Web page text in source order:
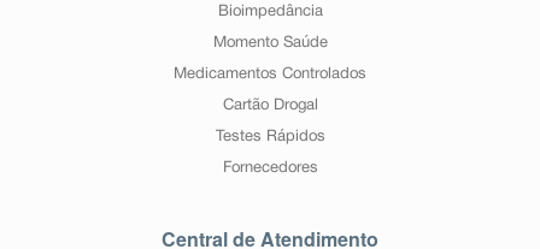
Bioimpedância
Momento Saúde
Medicamentos Controlados
Cartão Drogal
Testes Rápidos
Fornecedores
Central de Atendimento